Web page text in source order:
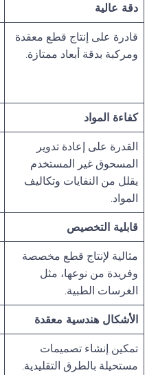
دقة عالية
قادرة على إنتاج قطع معقدة
ومركبة بدقة أبعاد ممتازة.
كفاءة المواد
القدرة على إعادة تدوير
المسحوق غير المستخدم
يقلل من النفايات وتكاليف
المواد.
قابلية التخصيص
مثالية لإنتاج قطع مخصصة
وفريدة من نوعها، مثل
الغرسات الطبية.
الأشكال هندسية معقدة
تمكين إنشاء تصميمات
مستحيلة بالطرق التقليدية.